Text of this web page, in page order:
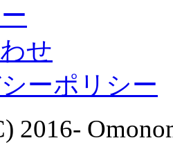
せ
ーポリシー
2016-